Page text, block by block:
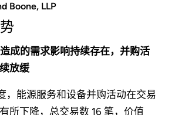
Boone, LLP
成的需求影响持续存在，并购活
放缓
，能源服务和设备并购活动在交易
所下降，总交易数 16 笔，价值